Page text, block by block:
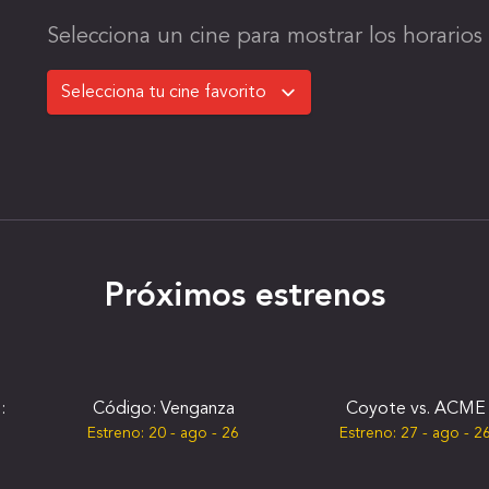
Selecciona un cine para mostrar los
Próximos estrenos
Código: Venganza
Estreno: 20 - ago - 26
Coyote vs. ACME
Estreno: 27 - ago -